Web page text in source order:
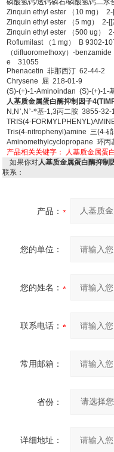
磷酸氢钙/透钙磷石/磷酸氢钙二水
Zinquin ethyl ester
（ 10 mg ） 2-
Zinquin ethyl ester
（5 mg ） 2-
Zinquin ethyl ester
（500 ug ）
Roflumilast
（ 1 mg ） B 9302-
（difluoromethoxy） -benzamide
e 31055
Phenacetin 非那西汀 62-44-2
Chrysene 屈 218-01-9
(S)-(+)-1-Aminoindan (S)-(+)-1-
人基质金属蛋白酶抑制因子
N,N ’,N ’-*基-1,3丙二胺 3855-32-
TRIS(4-
Tris(4-nitrophenyl)amine 三(4-
Aminomethylcyclopropane 环丙
产品相关关键字：
人基质金属蛋
如果你对人基质金属蛋白酶抑制
联系：
产品：
您的单位：
您的姓名：
联系电话：
常用邮箱：
省份：
详细地址：